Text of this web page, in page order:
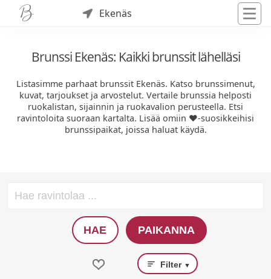
Ekenäs
Brunssi Ekenäs: Kaikki brunssit lähelläsi
Listasimme parhaat brunssit Ekenäs. Katso brunssimenut,
kuvat, tarjoukset ja arvostelut. Vertaile brunssia helposti
ruokalistan, sijainnin ja ruokavalion perusteella. Etsi
ravintoloita suoraan kartalta. Lisää omiin ❤️-suosikkeihisi
brunssipaikat, joissa haluat käydä.
HAE PAIKANNA
Filter ▼